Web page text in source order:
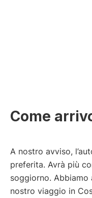
Come
A nostro avviso,
preferita. Avrà più
soggiorno. Abbiamo
nostro viaggio in